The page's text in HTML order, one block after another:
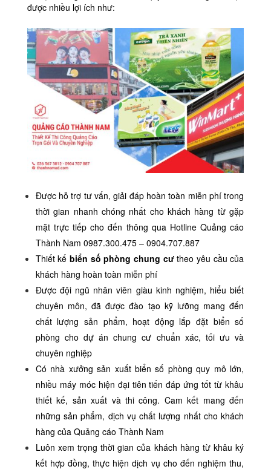
được nhiều lợi ích như:
Được hỗ trợ tư vấn, giải đáp hoàn toàn miễn phí trong
thời gian nhanh chóng nhất cho khách hàng từ gặp
mặt trực tiếp cho đến thông qua Hotline Quảng cáo
Thành Nam 0987.300.475 – 0904.707.887
Thiết kế biển số phòng chung cưtheo yêu cầu của
khách hàng hoàn toàn miễn phí
Được đội ngũ nhân viên giàu kinh nghiệm, hiểu biết
chuyên môn, đã được đào tạo kỹ lưỡng mang đến
chất lượng sản phẩm, hoạt động lắp đặt biển số
phòng cho dự án chung cư chuẩn xác, tối ưu và
chuyên nghiệp
Có nhà xưởng sản xuất biển số phòng quy mô lớn,
nhiều máy móc hiện đại tiên tiến đáp ứng tốt từ khâu
thiết kế, sản xuất và thi công. Cam kết mang đến
những sản phẩm, dịch vụ chất lượng nhất cho khách
hàng của Quảng cáo Thành Nam
Luôn xem trọng thời gian của khách hàng từ khâu ký
kết hợp đồng, thực hiện dịch vụ cho đến nghiệm thu,